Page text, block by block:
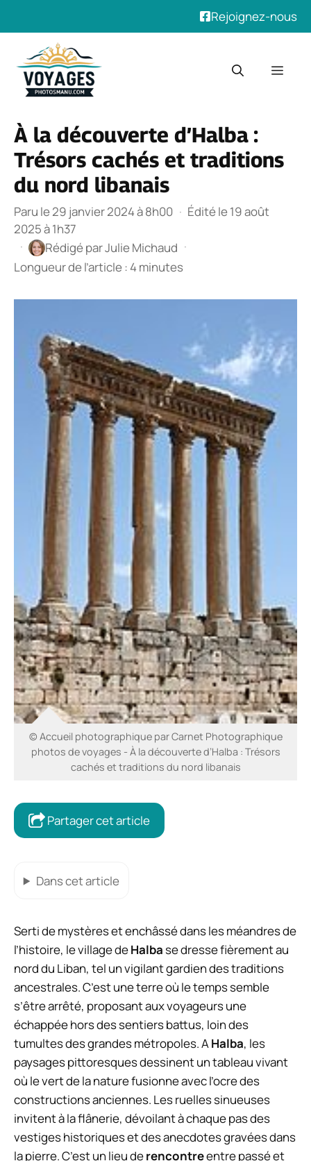
Rejoignez-nous
contenu
À la découverte d’Halba :
Trésors cachés et traditions
du nord libanais
Paru le 29 janvier 2024 à 8h00 · Édité le 19 août
2025 à 1h37
·
Rédigé parJulie Michaud ·
Longueur de l’article : 4 minutes
© Accueil photographique par Carnet Photographique
photos de voyages - À la découverte d’Halba : Trésors
cachés et traditions du nord libanais
Partager cet article
Dans cet article
Serti de mystères et enchâssé dans les méandres de
l’histoire, le village deHalbase dresse fièrement au
nord du Liban, tel un vigilant gardien des traditions
ancestrales. C’est une terre où le temps semble
s’être arrêté, proposant aux voyageurs une
échappée hors des sentiers battus, loin des
tumultes des grandes métropoles. AHalba, les
paysages pittoresques dessinent un tableau vivant
où le vert de la nature fusionne avec l’ocre des
constructions anciennes. Les ruelles sinueuses
invitent à la flânerie, dévoilant à chaque pas des
vestiges historiques et des anecdotes gravées dans
la pierre. C’est un lieu derencontreentre passé et